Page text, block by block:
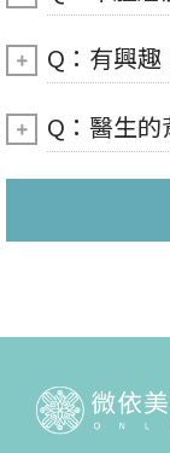
Q：有興趣
Q：醫生的